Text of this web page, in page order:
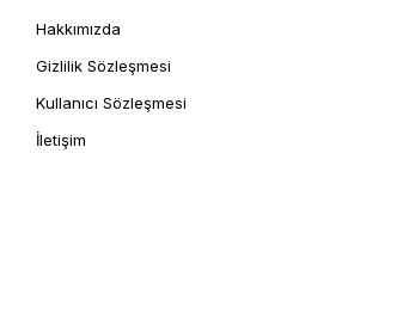
Hakkımızda
Gizlilik Sözleşmesi
Kullanıcı Sözleşmesi
İletişim